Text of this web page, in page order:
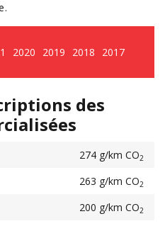
2020 2019 2018
2017
des
274 g/km CO2
263 g/km CO2
200 g/km CO2